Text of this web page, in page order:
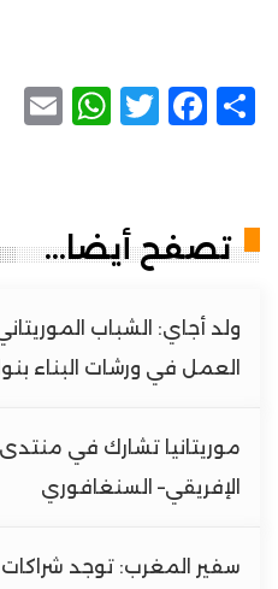
Share
Facebook
Twitter
تصفح أيضا...
ولد أجاي: الشباب
العمل في ورشات البناء
موريتانيا تشارك في منتدى
الإفريقي– السنغافوري
سفير المغرب: توجد شراكات